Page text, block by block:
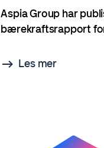
Aspia Group har
bærekraftsrapport
Les mer